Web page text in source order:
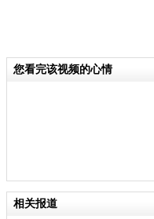
您看完该视频的心情
相关报道